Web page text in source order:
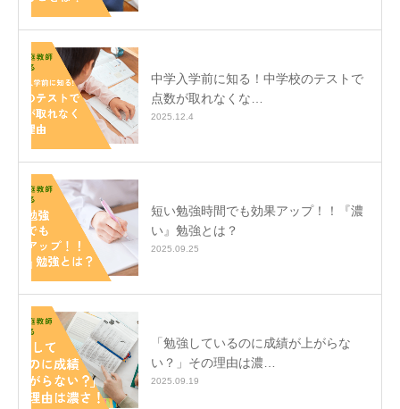
中学入学前に知る！中学校のテストで
点数が取れなくな…
2025.12.4
短い勉強時間でも効果アップ！！『濃
い』勉強とは？
2025.09.25
「勉強しているのに成績が上がらな
い？」その理由は濃…
2025.09.19